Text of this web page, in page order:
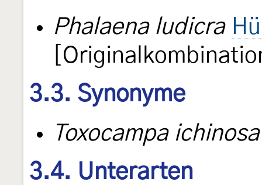
Phalaena ludicra
3.3. Synonyme
Toxocampa
3.4. Unterarten